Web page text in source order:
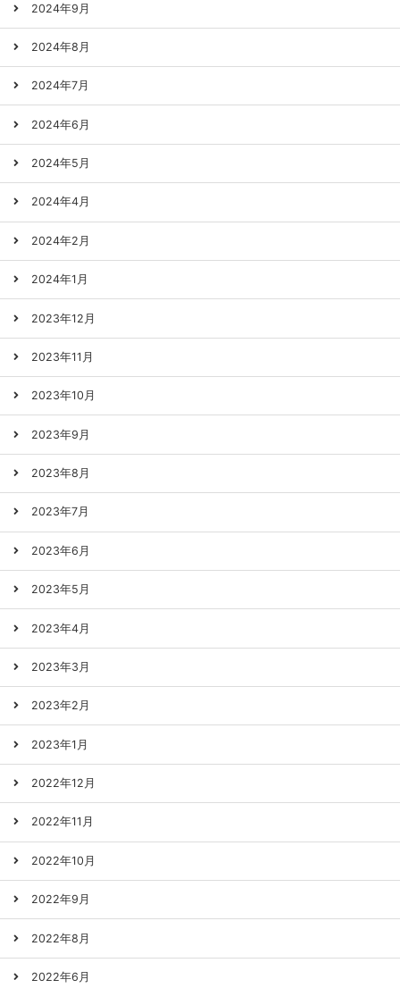
2024年9月
2024年8月
2024年7月
2024年6月
2024年5月
2024年4月
2024年2月
2024年1月
2023年12月
2023年11月
2023年10月
2023年9月
2023年8月
2023年7月
2023年6月
2023年5月
2023年4月
2023年3月
2023年2月
2023年1月
2022年12月
2022年11月
2022年10月
2022年9月
2022年8月
2022年6月